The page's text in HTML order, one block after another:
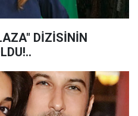
DİZİSİNİN